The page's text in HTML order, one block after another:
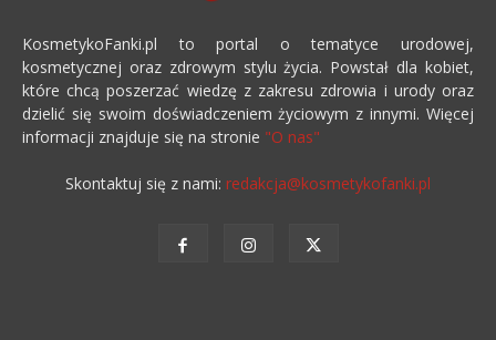
KosmetykoFanki.pl to portal o tematyce urodowej,
kosmetycznej oraz zdrowym stylu życia. Powstał dla kobiet,
które chcą poszerzać wiedzę z zakresu zdrowia i urody oraz
dzielić się swoim doświadczeniem życiowym z innymi. Więcej
informacji znajduje się na stronie "O nas"
Skontaktuj się z nami: redakcja@kosmetykofanki.pl